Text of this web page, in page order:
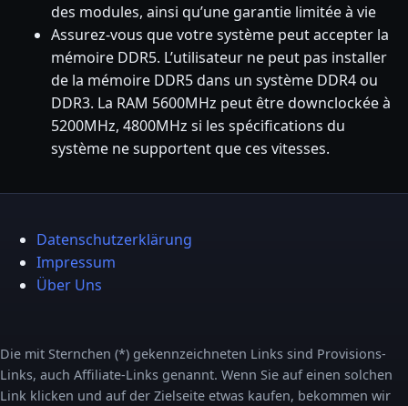
des modules, ainsi qu’une garantie limitée à vie
Assurez-vous que votre système peut accepter la
mémoire DDR5. L’utilisateur ne peut pas installer
de la mémoire DDR5 dans un système DDR4 ou
DDR3. La RAM 5600MHz peut être downclockée à
5200MHz, 4800MHz si les spécifications du
système ne supportent que ces vitesses.
Datenschutzerklärung
Impressum
Über Uns
Die mit Sternchen (*) gekennzeichneten Links sind Provisions-
Links, auch Affiliate-Links genannt. Wenn Sie auf einen solchen
Link klicken und auf der Zielseite etwas kaufen, bekommen wir